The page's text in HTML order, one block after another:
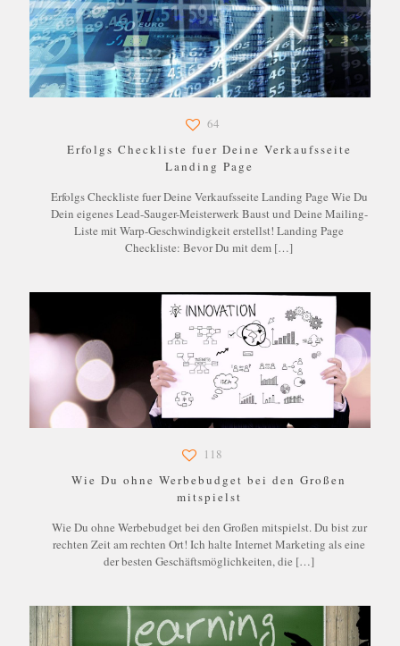
64
Erfolgs Checkliste fuer Deine Verkaufsseite
Landing Page
Erfolgs Checkliste fuer Deine Verkaufsseite Landing Page Wie Du
Dein eigenes Lead-Sauger-Meisterwerk Baust und Deine Mailing-
Liste mit Warp-Geschwindigkeit erstellst! Landing Page
Checkliste: Bevor Du mit dem […]
118
Wie Du ohne Werbebudget bei den Großen
mitspielst
Wie Du ohne Werbebudget bei den Großen mitspielst. Du bist zur
rechten Zeit am rechten Ort! Ich halte Internet Marketing als eine
der besten Geschäftsmöglichkeiten, die […]